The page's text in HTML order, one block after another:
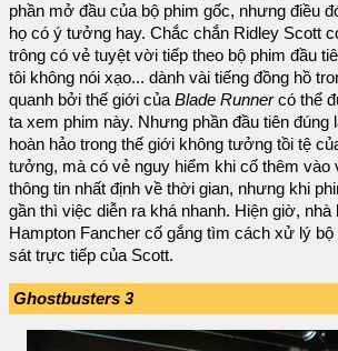
phần mở đầu của bộ phim gốc, nhưng điều
họ có ý tưởng hay. Chắc chắn Ridley Scott
trông có vẻ tuyệt vời tiếp theo bộ phim đầu
tôi không nói xạo... dành vài tiếng đồng hồ
quanh bởi thế giới của Blade Runnercó thể
ta xem phim này. Nhưng phần đầu tiên đúng
hoàn hảo trong thế giới không tưởng tồi tệ
tưởng, mà có vẻ nguy hiểm khi cố thêm vào
thông tin nhất định về thời gian, nhưng khi
gần thì việc diễn ra khá nhanh. Hiện giờ, nhà
Hampton Fancher cố gắng tìm cách xử lý
sát trực tiếp của Scott.
Ghostbusters 3